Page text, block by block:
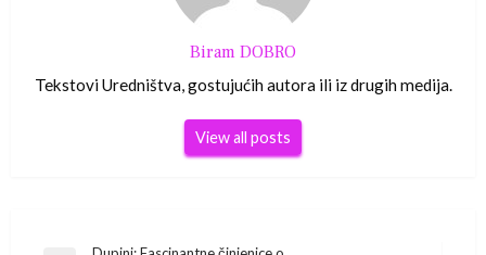
Biram DOBRO
Tekstovi Uredništva, gostujućih autora ili iz drugih medija.
View all posts